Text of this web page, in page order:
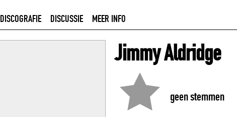
DISCOGRAFIE DISCUSSIE MEER INFO
Jimmy Aldridge
geen stemmen